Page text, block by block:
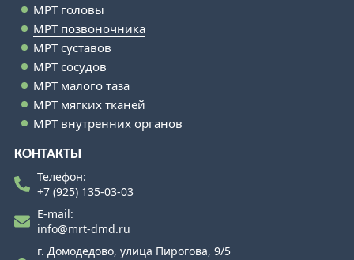
МРТ головы
МРТ позвоночника
МРТ суставов
МРТ сосудов
МРТ малого таза
МРТ мягких тканей
МРТ внутренних органов
КОНТАКТЫ
Телефон:
+7 (925) 135-03-03
E-mail:
info@mrt-dmd.ru
г. Домодедово, улица Пирогова, 9/5